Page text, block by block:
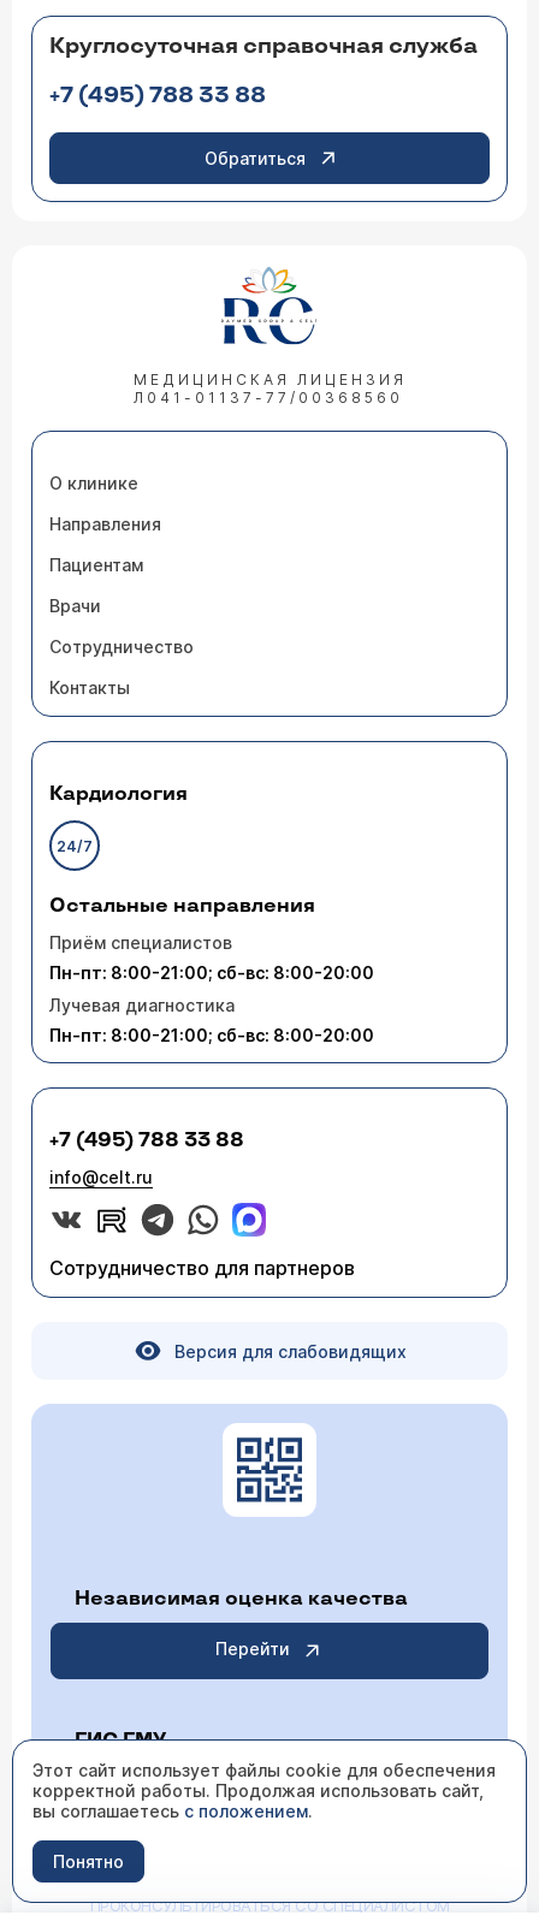
Круглосуточная справочная служба
+7 (495) 788 33 88
Обратиться
МЕДИЦИНСКАЯ ЛИЦЕНЗИЯ
Л041-01137-77/00368560
О клинике
Направления
Пациентам
Врачи
Сотрудничество
Контакты
Кардиология
24/7
Остальные направления
Приём специалистов
Пн-пт: 8:00-21:00; сб-вс: 8:00-20:00
Лучевая диагностика
Пн-пт: 8:00-21:00; сб-вс: 8:00-20:00
+7 (495) 788 33 88
info@celt.ru
Сотрудничество для партнеров
Версия для слабовидящих
Независимая оценка качества
Перейти
ГИС ГМУ
Перейти
ИМЕЮТСЯ ПРОТИВОПОКАЗАНИЯ НЕОБХОДИМО
ПРОКОНСУЛЬТИРОВАТЬСЯ СО СПЕЦИАЛИСТОМ
Этот сайт использует файлы cookie для обеспечения
корректной работы. Продолжая использовать сайт,
вы соглашаетесь с положением.
Понятно